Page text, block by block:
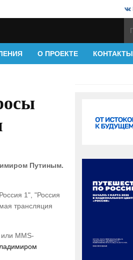
О ПРОЕКТЕ КОНТАКТЫ
Путиным.
1", "Россия
трансляция
MMS-